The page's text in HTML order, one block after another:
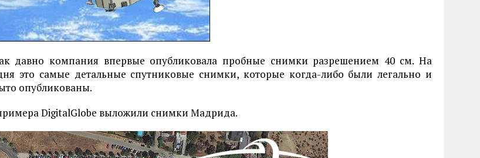
давно компания впервые опубликовала пробные снимки разрешением 40 см. На
это самые детальные спутниковые снимки, которые когда-либо были легально и
опубликованы.
DigitalGlobe выложили снимки Мадрида.